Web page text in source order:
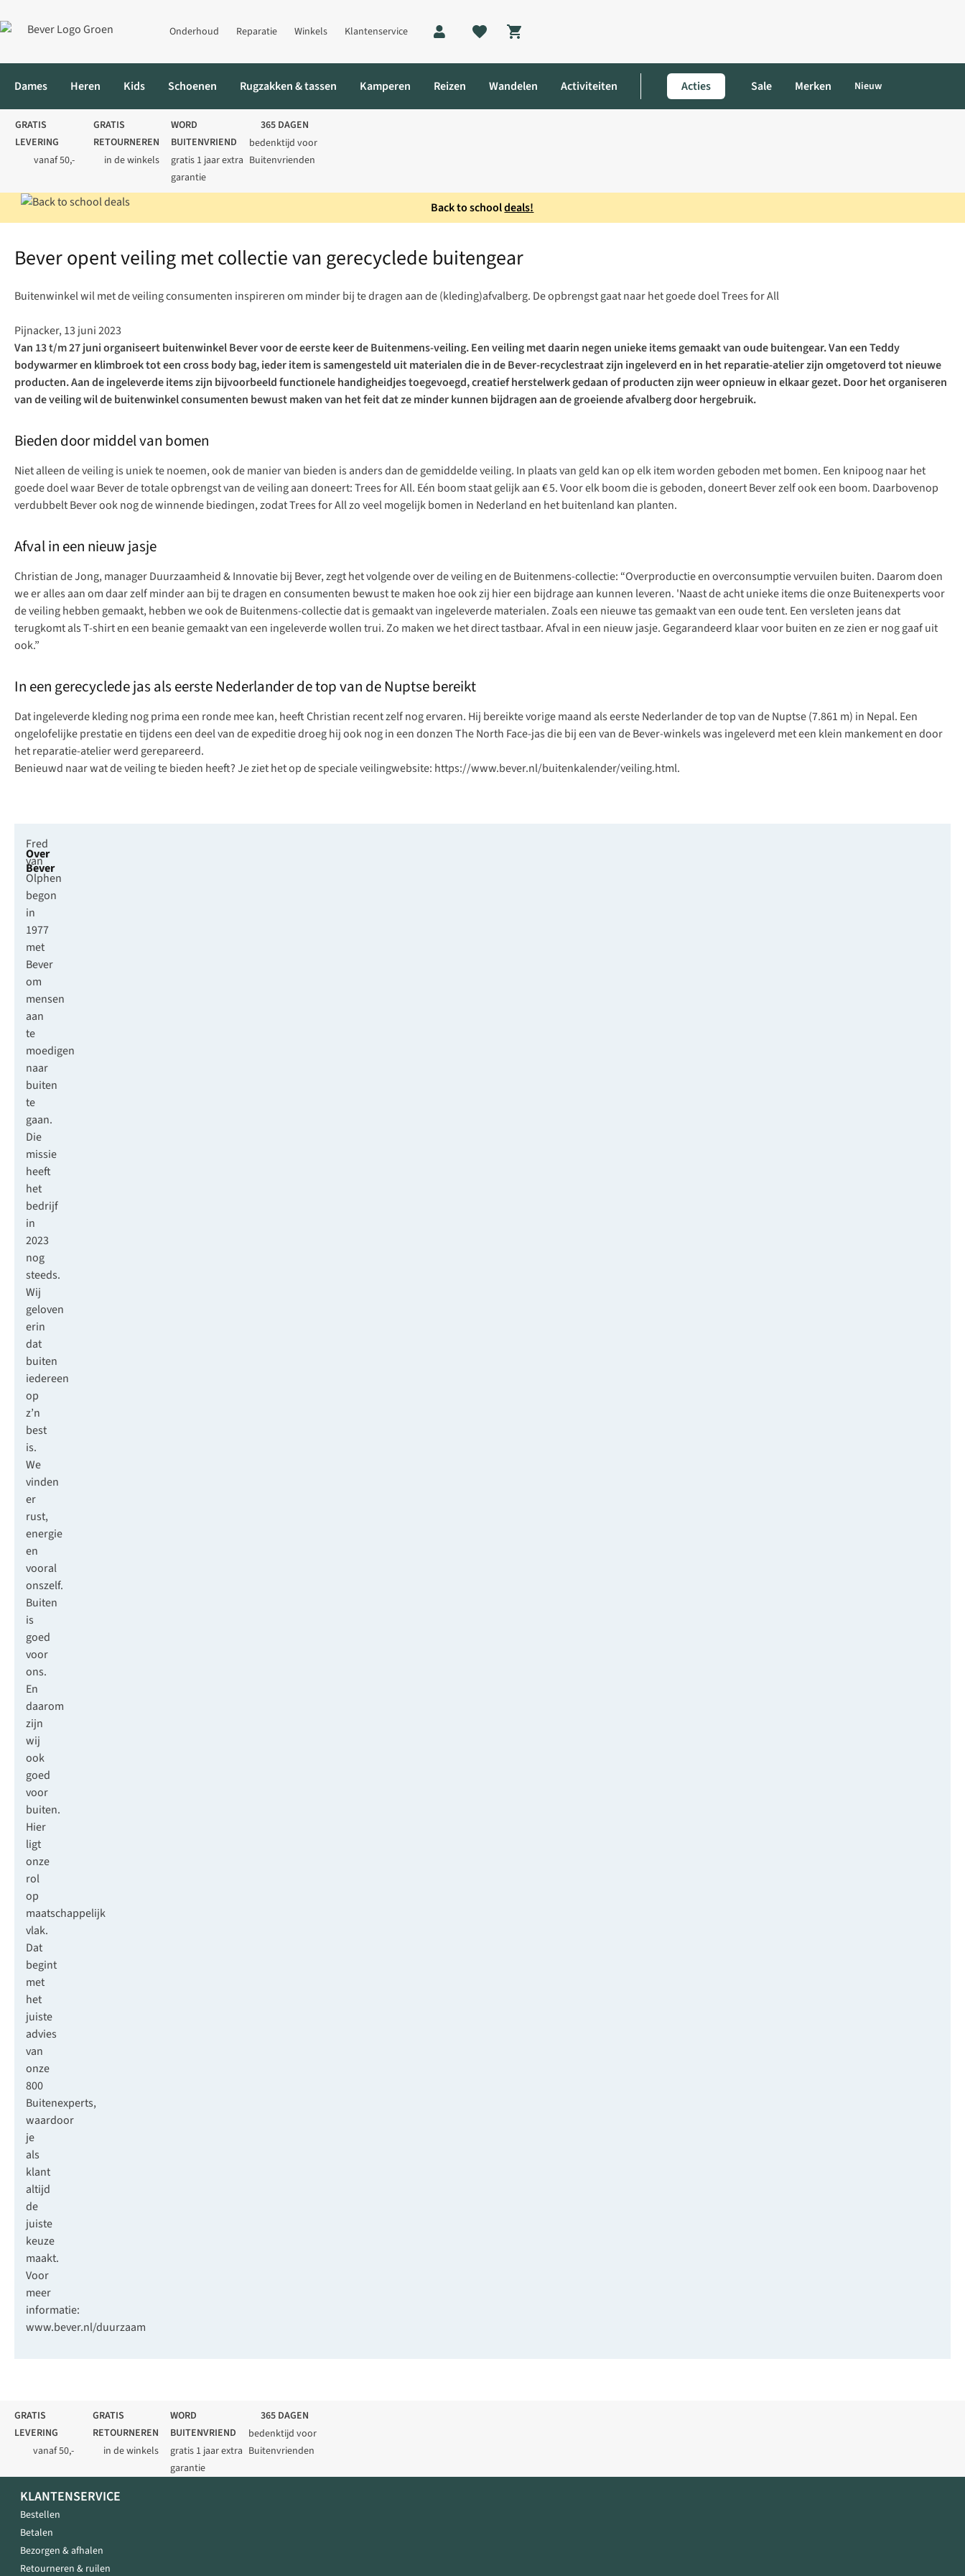
Onderhoud Reparatie Winkels Klantenservice
Shopping cart
Dames Heren Kids Schoenen Rugzakken & tassen Kamperen Reizen Wandelen Activiteiten Acties Sale Merken Nieuw
GRATIS
LEVERING
vanaf 50,-
GRATIS
RETOURNEREN
in de winkels
WORD
BUITENVRIEND
gratis 1 jaar extra
garantie
365 DAGEN
bedenktijd voor
Buitenvrienden
Back to schooldeals!
Bever opent veiling met collectie van gerecyclede buitengear
Buitenwinkel wil met de veiling consumenten inspireren om minder bij te dragen aan de (kleding)afvalberg. De opbrengst gaat naar het goede doel Trees for All
Pijnacker, 13 juni 2023
Van 13 t/m 27 juni organiseert buitenwinkel Bever voor de eerste keer deBuitenmens-veiling. Een veiling met daarin negen unieke items gemaakt van oude buitengear. Van eenTeddy
bodywarmeren klimbroektot eencross body bag, ieder item is samengesteld uit materialen die in de Bever-recyclestraat zijn ingeleverd en in het reparatie-atelier zijn omgetoverd tot nieuwe
producten. Aan de ingeleverde items zijn bijvoorbeeld functionele handigheidjes toegevoegd, creatief herstelwerk gedaan of producten zijn weer opnieuw in elkaar gezet. Door het organiseren
van de veiling wil de buitenwinkel consumenten bewust maken van het feit dat ze minder kunnen bijdragen aan de groeiende afvalberg door hergebruik.
Bieden door middel van bomen
Niet alleen de veiling is uniek te noemen, ook de manier van bieden is anders dan de gemiddelde veiling. In plaats van geld kan op elk item worden geboden met bomen. Een knipoog naar het
goede doel waar Bever de totale opbrengst van de veiling aan doneert:Trees for All. Eén boom staat gelijk aan € 5. Voor elk boom die is geboden, doneert Bever zelf ook een boom. Daarbovenop
verdubbelt Bever ook nog de winnende biedingen, zodat Trees for All zo veel mogelijk bomen in Nederland en het buitenland kan planten.
Afval in een nieuw jasje
Christian de Jong, manager Duurzaamheid & Innovatie bij Bever, zegt het volgende over de veiling en de Buitenmens-collectie: “Overproductie en overconsumptie vervuilen buiten. Daarom doen
we er alles aan om daar zelf minder aan bij te dragen en consumenten bewust te maken hoe ook zij hier een bijdrage aan kunnen leveren. 'Naast de acht unieke items die onze Buitenexperts voor
de veiling hebben gemaakt, hebben we ook de Buitenmens-collectie dat is gemaakt van ingeleverde materialen. Zoals een nieuwe tas gemaakt van een oude tent. Een versleten jeans dat
terugkomt als T-shirt en een beanie gemaakt van een ingeleverde wollen trui. Zo maken we het direct tastbaar. Afval in een nieuw jasje. Gegarandeerd klaar voor buiten en ze zien er nog gaaf uit
ook.”
In een gerecyclede jas als eerste Nederlander de top van de Nuptse bereikt
Dat ingeleverde kleding nog prima een ronde mee kan, heeft Christian recent zelf nog ervaren. Hij bereikte vorige maand als eerste Nederlander de top van de Nuptse (7.861 m) in Nepal. Een
ongelofelijke prestatie en tijdens een deel van de expeditie droeg hij ook nog in eendonzen The North Face-jasdie bij een van de Bever-winkels was ingeleverd met een klein mankement en door
het reparatie-atelier werd gerepareerd.
Benieuwd naar wat de veiling te bieden heeft? Je ziet het op de speciale veilingwebsite: https://www.bever.nl/buitenkalender/veiling.html.
Over
Bever
Fred
van
Olphen
begon
in
1977
met
Bever
om
mensen
aan
te
moedigen
naar
buiten
te
gaan.
Die
missie
heeft
het
bedrijf
in
2023
nog
steeds.
Wij
geloven
erin
dat
buiten
iedereen
op
z’n
best
is.
We
vinden
er
rust,
energie
en
vooral
onszelf.
Buiten
is
goed
voor
ons.
En
daarom
zijn
wij
ook
goed
voor
buiten.
Hier
ligt
onze
rol
op
maatschappelijk
vlak.
Dat
begint
met
het
juiste
advies
van
onze
800
Buitenexperts,
waardoor
je
als
klant
altijd
de
juiste
keuze
maakt.
Voor
meer
informatie:
www.bever.nl/duurzaam
GRATIS
LEVERING
vanaf 50,-
GRATIS
RETOURNEREN
in de winkels
WORD
BUITENVRIEND
gratis 1 jaar extra
garantie
365 DAGEN
bedenktijd voor
Buitenvrienden
KLANTENSERVICE
Bestellen
Betalen
Bezorgen & afhalen
Retourneren & ruilen